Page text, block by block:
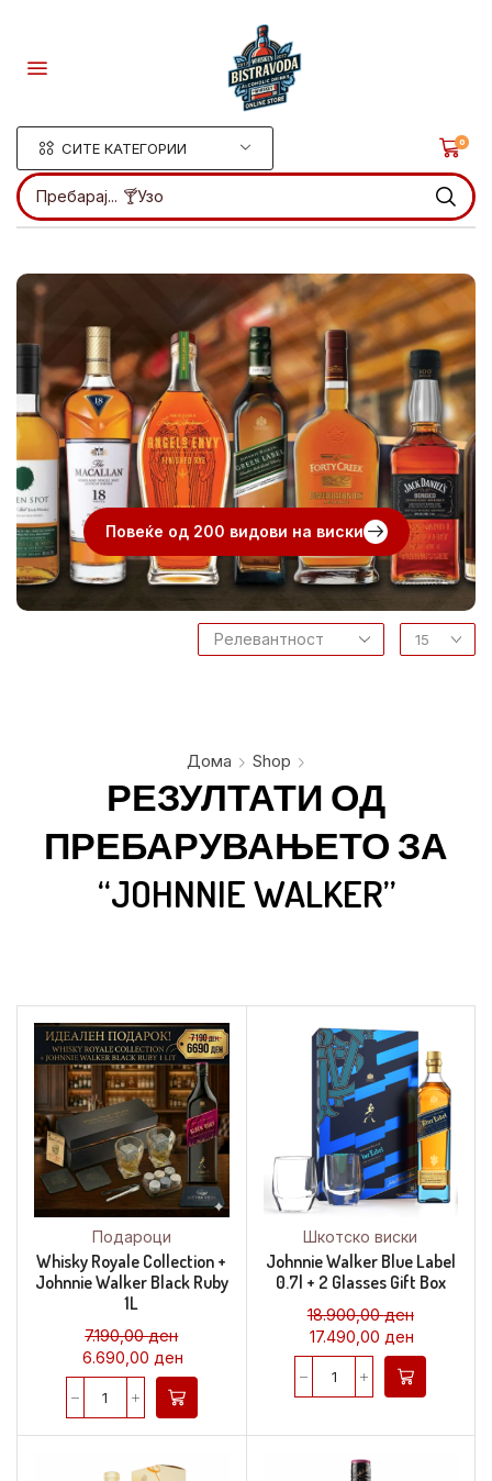
СИТЕ КАТЕГОРИИ
Пребарај... 🍸Ликери
0
.
Повеќе од 200 видови на виски
Дома Shop
РЕЗУЛТАТИ ОД
ПРЕБАРУВАЊЕТО ЗА
“JOHNNIE WALKER”
Подароци
Whisky Royale Collection +
Johnnie Walker Black Ruby
1L
7.190,00ден
6.690,00 ден
Шкотско виски
Johnnie Walker Blue Label
0.7l + 2 Glasses Gift Box
18.900,00ден
17.490,00 ден